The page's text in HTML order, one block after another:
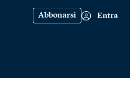
Abbonarsi Entra